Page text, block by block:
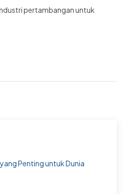
pertambangan untuk
Penting untuk Dunia